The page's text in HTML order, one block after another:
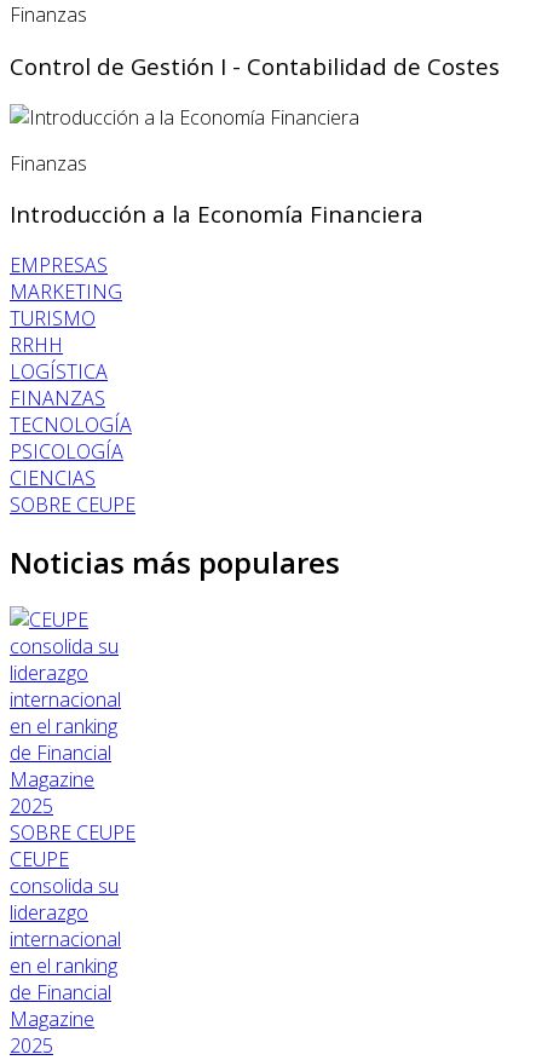
Finanzas
Control de Gestión I - Contabilidad de Costes
Finanzas
Introducción a la Economía Financiera
EMPRESAS
MARKETING
TURISMO
RRHH
LOGÍSTICA
FINANZAS
TECNOLOGÍA
PSICOLOGÍA
CIENCIAS
SOBRE CEUPE
Noticias más populares
SOBRE CEUPE
CEUPE
consolida su
liderazgo
internacional
en el ranking
de Financial
Magazine
2025